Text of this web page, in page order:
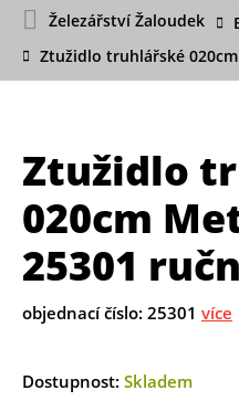
Železářství Žaloudek
Ztužidlo truhlářské
Ztužidlo
020cm
25301
objednací číslo: 25301 více
Dostupnost: Skladem